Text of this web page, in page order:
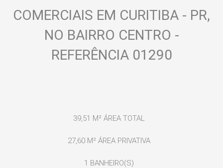
COMERCIAIS EM CURITIBA - PR,
NO BAIRRO CENTRO -
REFERÊNCIA 01290
39,51 M² ÁREA TOTAL
27,60 M² ÁREA PRIVATIVA
1 BANHEIRO(S)